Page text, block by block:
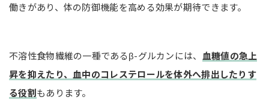
働きがあり、体の防御機能を高める効果が期待できます。
不溶性食物繊維の一種であるβ-グルカンには、 血糖値の急上
昇を抑えたり、血中のコレステロールを体外へ排出したりす
る役割もあります。